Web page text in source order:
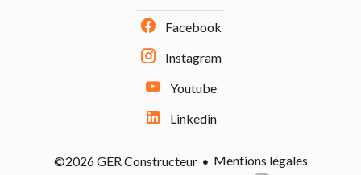
Facebook
Instagram
Youtube
Linkedin
©2026 GER Constructeur Mentions légales